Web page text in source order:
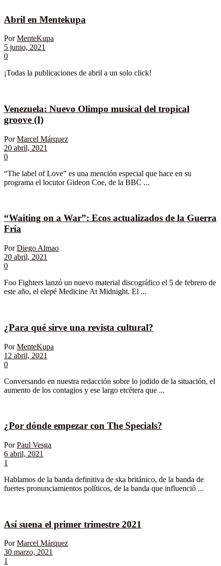
Abril en Mentekupa
Por MenteKupa
5 junio, 2021
0
¡Todas la publicaciones de abril a un solo click!
Venezuela: Nuevo Olimpo musical del tropical
groove (I)
Por Marcel Márquez
20 abril, 2021
0
“The label of Love” es una mención especial que hace en su
programa el locutor Gideon Coe, de la BBC ...
“Waiting on a War”: Ecos actualizados de la Guerra
Fría
Por Diego Almao
20 abril, 2021
0
Foo Fighters lanzó un nuevo material discográfico el 5 de febrero de
este año, el elepé Medicine At Midnight. El ...
¿Para qué sirve una revista cultural?
Por MenteKupa
12 abril, 2021
0
Conversando en nuestra redacción sobre lo jodido de la situación, el
aumento de los contagios y ese largo etcétera que ...
¿Por dónde empezar con The Specials?
Por Paul Vesga
6 abril, 2021
1
Hablamos de la banda definitiva de ska británico, de la banda de
fuertes pronunciamientos políticos, de la banda que influenció ...
Así suena el primer trimestre 2021
Por Marcel Márquez
30 marzo, 2021
1